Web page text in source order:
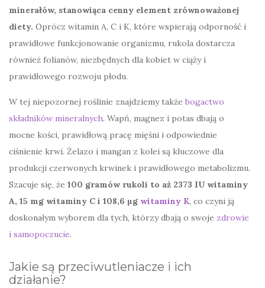
minerałów, stanowiąca cenny element zrównoważonej
diety. Oprócz witamin A, C i K, które wspierają odporność i
prawidłowe funkcjonowanie organizmu, rukola dostarcza
również folianów, niezbędnych dla kobiet w ciąży i
prawidłowego rozwoju płodu.
W tej niepozornej roślinie znajdziemy także bogactwo
składników mineralnych. Wapń, magnez i potas dbają o
mocne kości, prawidłową pracę mięśni i odpowiednie
ciśnienie krwi. Żelazo i mangan z kolei są kluczowe dla
produkcji czerwonych krwinek i prawidłowego metabolizmu.
Szacuje się, że 100 gramów rukoli to aż 2373 IU witaminy
A, 15 mg witaminy C i 108,6 µg witaminy K, co czyni ją
doskonałym wyborem dla tych, którzy dbają o swoje zdrowie
i samopoczucie.
Jakie są przeciwutleniacze i ich
działanie?